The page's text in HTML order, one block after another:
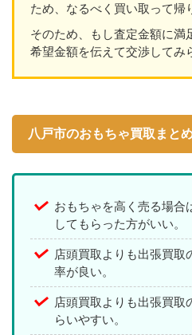
ため、なるべく買い取って帰
そのため、もし査定金額に満
希望金額を伝えて交渉してみ
八戸市のおもちゃ買取まと
おもちゃを高く売る場合
してもらった方がいい。
店頭買取よりも出張買取
率が良い。
店頭買取よりも出張買取
らいやすい。